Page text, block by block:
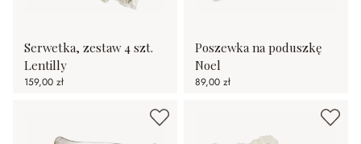
Serwetka, zestaw 4 szt.
Lentilly
159,00 zł
Poszewka na poduszkę
Noel
89,00 zł